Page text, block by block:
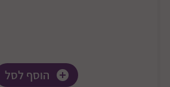
הוסף לסל